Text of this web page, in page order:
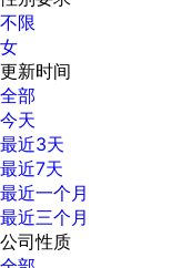
不限
女
更新时间
全部
今天
最近3天
最近7天
最近一个月
最近三个月
公司性质